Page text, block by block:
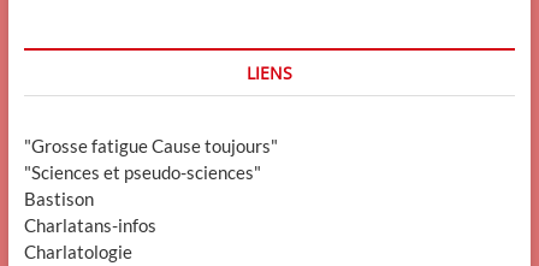
LIENS
"Grosse fatigue Cause toujours"
"Sciences et pseudo-sciences"
Bastison
Charlatans-infos
Charlatologie